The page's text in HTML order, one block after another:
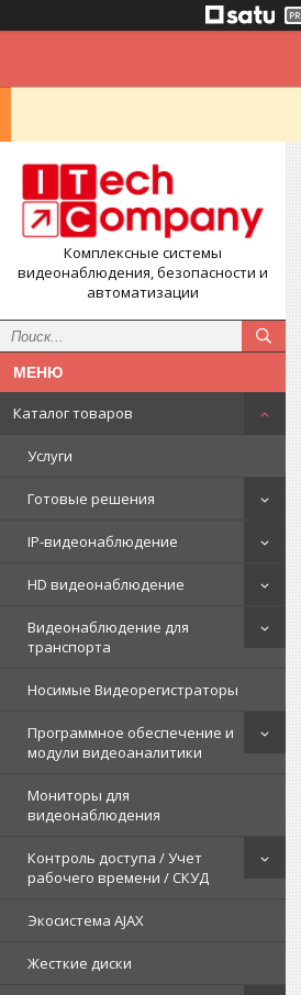
Комплексные системы
видеонаблюдения, безопасности и
автоматизации
Каталог товаров
Услуги
Готовые решения
IP-видеонаблюдение
HD видеонаблюдение
Видеонаблюдение для
транспорта
Носимые Видеорегистраторы
Программное обеспечение и
модули видеоаналитики
Мониторы для
видеонаблюдения
Контроль доступа / Учет
рабочего времени / СКУД
Экосистема AJAX
Жесткие диски